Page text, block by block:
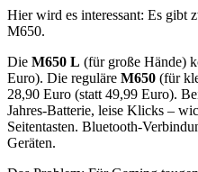
Hier wird es interessant: Es gibt
M650.
Die M650 L (für große Hände)
Euro). Die reguläre M650 (für
28,90 Euro (statt 49,99 Euro).
Jahres-Batterie, leise Klicks –
Seitentasten. Bluetooth-
Geräten.